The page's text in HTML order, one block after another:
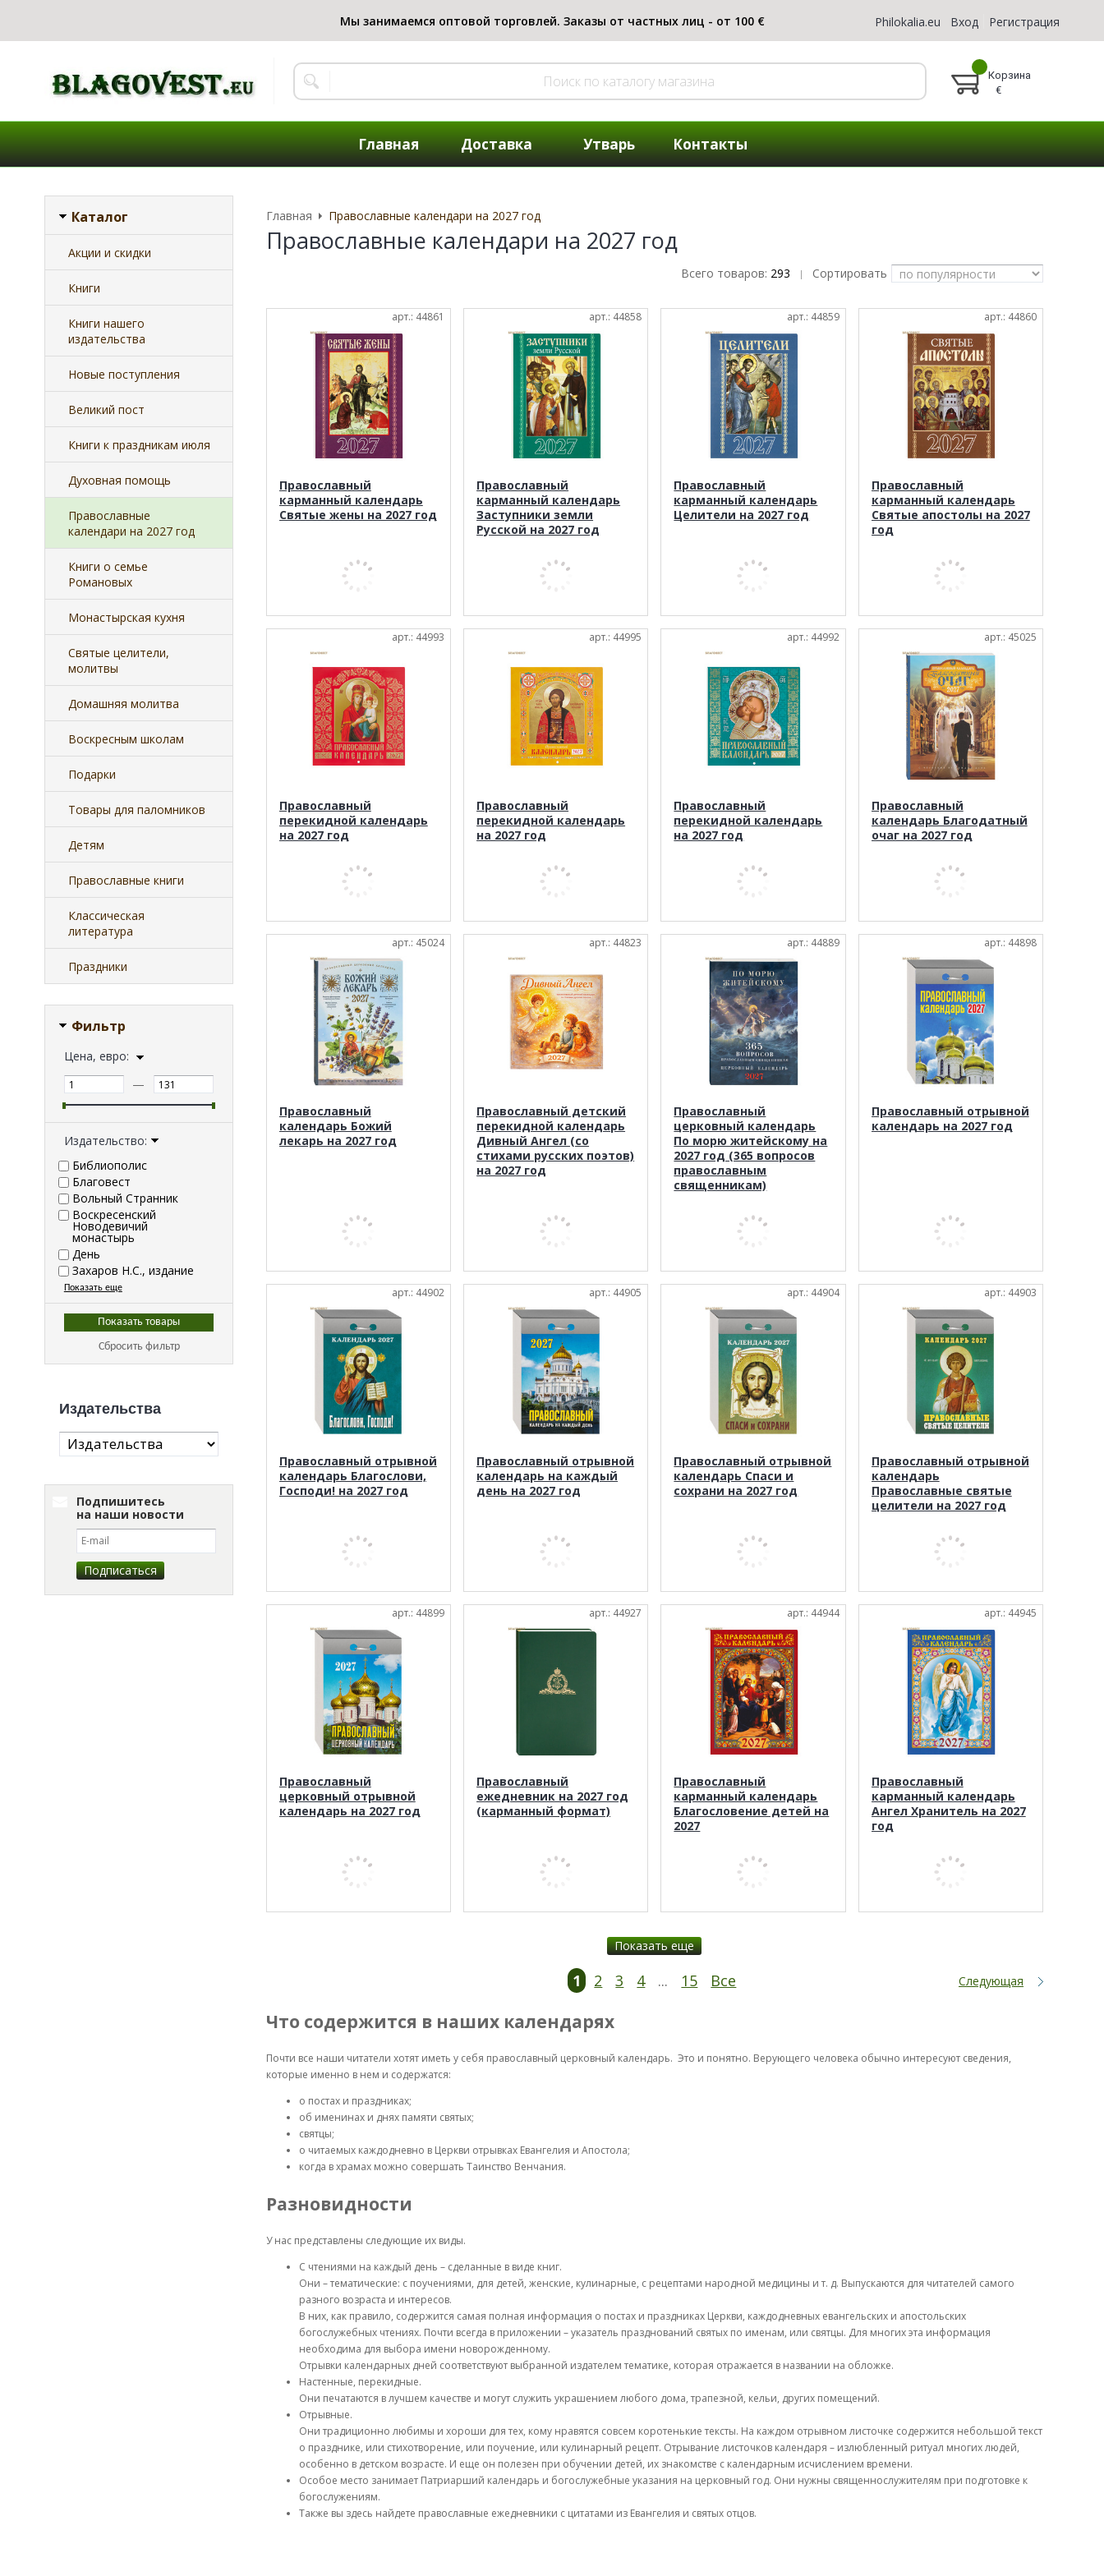
Philokalia.eu Вход Регистрация
Корзина
€
Главная Доставка Утварь Контакты
Каталог
Акции и скидки
Книги
Книги нашего
издательства
Новые поступления
Великий пост
Книги к праздникам июля
Духовная помощь
Православные
календари на 2027 год
Книги о семье
Романовых
Монастырская кухня
Святые целители,
молитвы
Домашняя молитва
Воскресным школам
Подарки
Товары для паломников
Детям
Православные книги
Классическая
литература
Праздники
Фильтр
Цена, евро:
—
Издательство:
Библиополис
Благовест
Вольный Странник
Воскресенский
Новодевичий
монастырь
День
Захаров Н.С., издание
Показать еще
Сбросить фильтр
Издательства
Подпишитесь
на наши новости
Главная Православные календари на 2027 год
Православные календари на 2027 год
Всего товаров: 293 | Сортировать
арт.: 44861
Православный
карманный календарь
Святые жены на 2027 год
арт.: 44858
Православный
карманный календарь
Заступники земли
Русской на 2027 год
арт.: 44859
Православный
карманный календарь
Целители на 2027 год
арт.: 44860
Православный
карманный календарь
Святые апостолы на 2027
год
арт.: 44993
Православный
перекидной календарь
на 2027 год
арт.: 44995
Православный
перекидной календарь
на 2027 год
арт.: 44992
Православный
перекидной календарь
на 2027 год
арт.: 45025
Православный
календарь Благодатный
очаг на 2027 год
арт.: 45024
Православный
календарь Божий
лекарь на 2027 год
арт.: 44823
Православный детский
перекидной календарь
Дивный Ангел (со
стихами русских поэтов)
на 2027 год
арт.: 44889
Православный
церковный календарь
По морю житейскому на
2027 год (365 вопросов
православным
священникам)
арт.: 44898
Православный отрывной
календарь на 2027 год
арт.: 44902
Православный отрывной
календарь Благослови,
Господи! на 2027 год
арт.: 44905
Православный отрывной
календарь на каждый
день на 2027 год
арт.: 44904
Православный отрывной
календарь Спаси и
сохрани на 2027 год
арт.: 44903
Православный отрывной
календарь
Православные святые
целители на 2027 год
арт.: 44899
Православный
церковный отрывной
календарь на 2027 год
арт.: 44927
Православный
ежедневник на 2027 год
(карманный формат)
арт.: 44944
Православный
карманный календарь
Благословение детей на
2027
арт.: 44945
Православный
карманный календарь
Ангел Хранитель на 2027
год
Показать еще
1 2 3 4 ... 15 Все Следующая
Что содержится в наших календарях
Почти все наши читатели хотят иметь у себя православный церковный календарь. Это и понятно. Верующего человека обычно интересуют сведения,
которые именно в нем и содержатся:
о постах и праздниках;
об именинах и днях памяти святых;
святцы;
о читаемых каждодневно в Церкви отрывках Евангелия и Апостола;
когда в храмах можно совершать Таинство Венчания.
Разновидности
У нас представлены следующие их виды.
С чтениями на каждый день – сделанные в виде книг.
Они – тематические: с поучениями, для детей, женские, кулинарные, с рецептами народной медицины и т. д. Выпускаются для читателей самого
разного возраста и интересов.
В них, как правило, содержится самая полная информация о постах и праздниках Церкви, каждодневных евангельских и апостольских
богослужебных чтениях. Почти всегда в приложении – указатель празднований святых по именам, или святцы. Для многих эта информация
необходима для выбора имени новорожденному.
Отрывки календарных дней соответствуют выбранной издателем тематике, которая отражается в названии на обложке.
Настенные, перекидные.
Они печатаются в лучшем качестве и могут служить украшением любого дома, трапезной, кельи, других помещений.
Отрывные.
Они традиционно любимы и хороши для тех, кому нравятся совсем коротенькие тексты. На каждом отрывном листочке содержится небольшой текст
о празднике, или стихотворение, или поучение, или кулинарный рецепт. Отрывание листочков календаря – излюбленный ритуал многих людей,
особенно в детском возрасте. И еще он полезен при обучении детей, их знакомстве с календарным исчислением времени.
Особое место занимает Патриарший календарь и богослужебные указания на церковный год. Они нужны священнослужителям при подготовке к
богослужениям.
Также вы здесь найдете православные ежедневники с цитатами из Евангелия и святых отцов.